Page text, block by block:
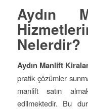
Aydın
Nelerdir?
Aydın Manlift
pratik çözümler
manlift satın
edilmektedir. Bu